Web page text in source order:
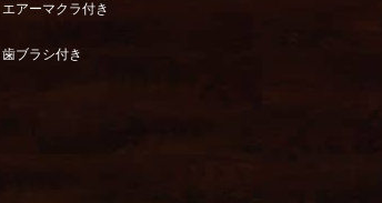
エアーマクラ付き
歯ブラシ付き